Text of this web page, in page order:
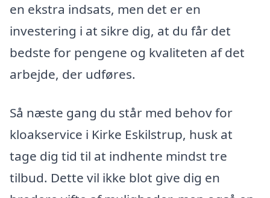
en ekstra indsats, men det er en
investering i at sikre dig, at du får det
bedste for pengene og kvaliteten af det
arbejde, der udføres.
Så næste gang du står med behov for
kloakservice i Kirke Eskilstrup, husk at
tage dig tid til at indhente mindst tre
tilbud. Dette vil ikke blot give dig en